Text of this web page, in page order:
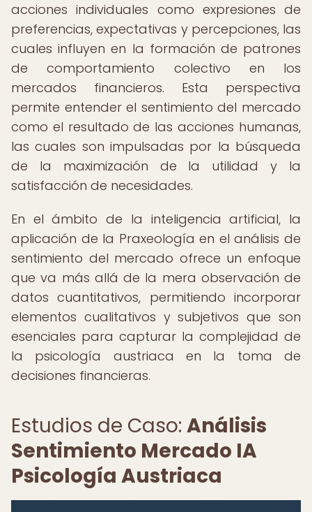
acciones individuales como expresiones de
preferencias, expectativas y percepciones, las
cuales influyen en la formación de patrones
de comportamiento colectivo en los
mercados financieros. Esta perspectiva
permite entender el sentimiento del mercado
como el resultado de las acciones humanas,
las cuales son impulsadas por la búsqueda
de la maximización de la utilidad y la
satisfacción de necesidades.
En el ámbito de la inteligencia artificial, la
aplicación de la Praxeología en el análisis de
sentimiento del mercado ofrece un enfoque
que va más allá de la mera observación de
datos cuantitativos, permitiendo incorporar
elementos cualitativos y subjetivos que son
esenciales para capturar la complejidad de
la psicología austriaca en la toma de
decisiones financieras.
Estudios de Caso: Análisis
Sentimiento Mercado IA
Psicología Austriaca